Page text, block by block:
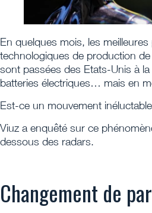
En quelques mois, les meilleures
technologiques de production de
sont passées des Etats-Unis à
batteries électriques… mais en
Est-ce un mouvement
Viuz a enquêté sur ce
dessous des radars.
Changement de